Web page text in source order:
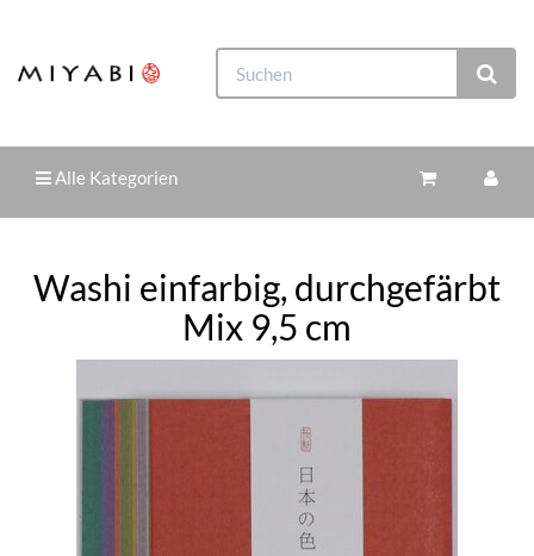
Alle Kategorien
Washi einfarbig, durchgefärbt
Mix 9,5 cm